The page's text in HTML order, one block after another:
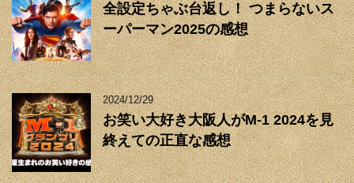
全設定ちゃぶ台返し！ つまらないス
ーパーマン2025の感想
2024/12/29
お笑い大好き大阪人がM-1 2024を見
終えての正直な感想